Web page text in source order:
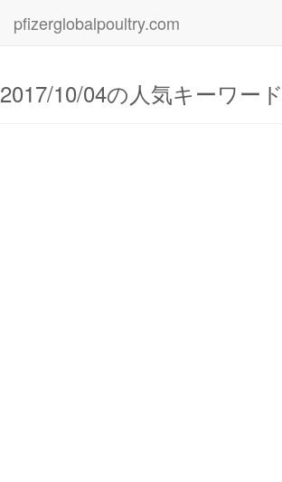
pfizerglobalpoultry.com
2017/10/04の人気キーワード